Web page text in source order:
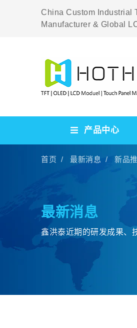
China Custom Industrial
Manufacturer & Global
产品中心
最新消息
鑫洪泰近期的研发成果、
首页 / 最新消息 / 新品